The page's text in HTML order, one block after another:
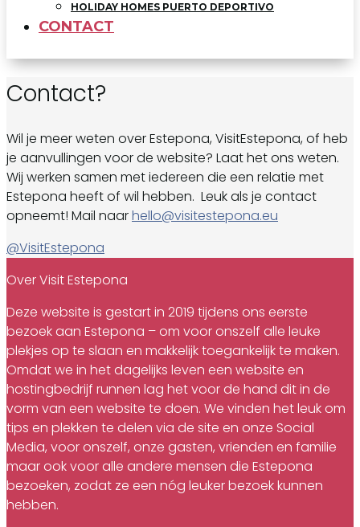
HOLIDAY HOMES PUERTO DEPORTIVO
CONTACT
Contact?
Wil je meer weten over Estepona, VisitEstepona, of heb
je aanvullingen voor de website? Laat het ons weten.
Wij werken samen met iedereen die een relatie met
Estepona heeft of wil hebben. Leuk als je contact
opneemt! Mail naarhello@visitestepona.eu
@VisitEstepona
Over Visit Estepona
Deze website is gestart in 2019 tijdens ons eerste
bezoek aan Estepona – om voor onszelf alle leuke
plekjes op te slaan en makkelijk toegankelijk te maken.
Omdat we in het dagelijks leven een website en
hostingbedrijf runnen lag het voor de hand dit in de
vorm van een website te doen. We vinden het leuk om
tips en plekken te delen via de site en onze Social
Media, voor onszelf, onze gasten, vrienden en familie
maar ook voor alle andere mensen die Estepona
bezoeken, zodat ze een nóg leuker bezoek kunnen
hebben.